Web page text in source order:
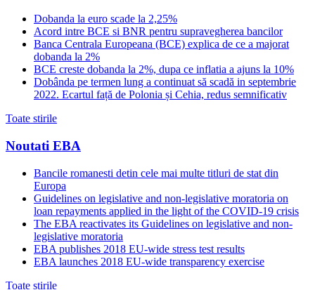
Dobanda la euro scade la 2,25%
Acord intre BCE si BNR pentru supravegherea bancilor
Banca Centrala Europeana (BCE) explica de ce a majorat
dobanda la 2%
BCE creste dobanda la 2%, dupa ce inflatia a ajuns la 10%
Dobânda pe termen lung a continuat să scadă in septembrie
2022. Ecartul față de Polonia și Cehia, redus semnificativ
Toate stirile
Noutati EBA
Bancile romanesti detin cele mai multe titluri de stat din
Europa
Guidelines on legislative and non-legislative moratoria on
loan repayments applied in the light of the COVID-19 crisis
The EBA reactivates its Guidelines on legislative and non-
legislative moratoria
EBA publishes 2018 EU-wide stress test results
EBA launches 2018 EU-wide transparency exercise
Toate stirile